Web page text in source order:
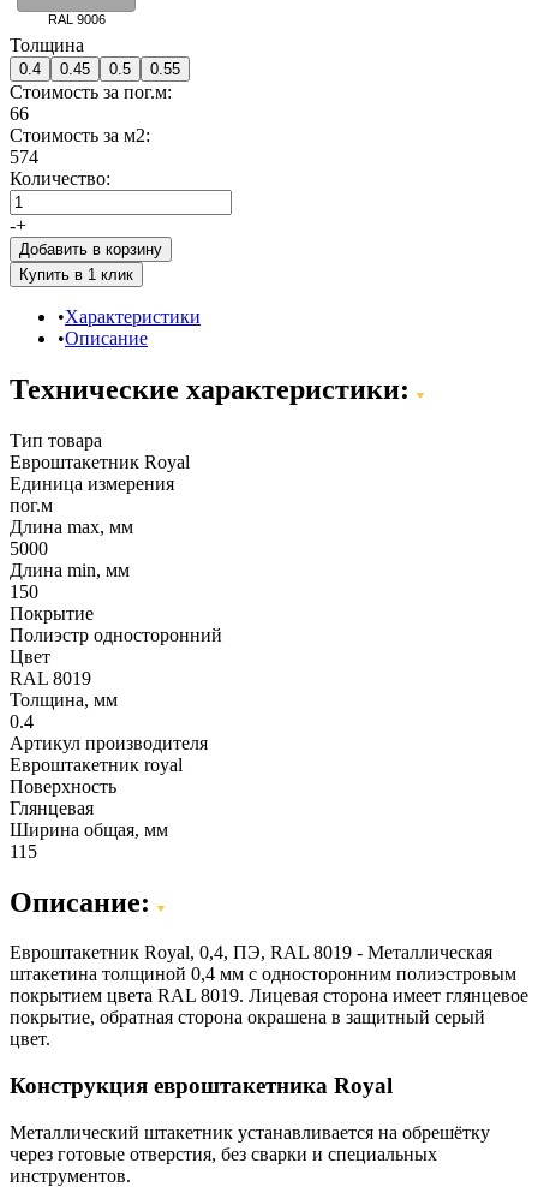
RAL 9006
Толщина
0.4 0.45 0.5 0.55
Стоимость за пог.м:
66
Стоимость за м2:
574
Количество:
-+
Добавить в корзину
Характеристики
Описание
Технические характеристики:
Тип товара
Евроштакетник Royal
Единица измерения
пог.м
Длина max, мм
5000
Длина min, мм
150
Покрытие
Полиэстр односторонний
Цвет
RAL 8019
Толщина, мм
0.4
Артикул производителя
Евроштакетник royal
Поверхность
Глянцевая
Ширина общая, мм
115
Описание:
Евроштакетник Royal, 0,4, ПЭ, RAL 8019 - Металлическая
штакетина толщиной 0,4 мм с односторонним полиэстровым
покрытием цвета RAL 8019. Лицевая сторона имеет глянцевое
покрытие, обратная сторона окрашена в защитный серый
цвет.
Конструкция евроштакетника Royal
Металлический штакетник устанавливается на обрешётку
через готовые отверстия, без сварки и специальных
инструментов.